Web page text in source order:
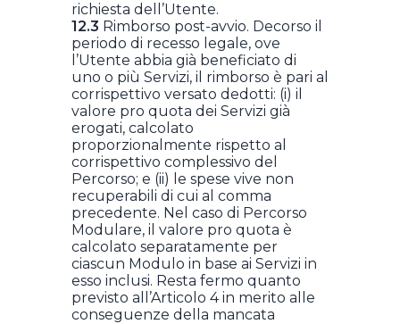
richiesta dell’Utente.
12.3 Rimborso post-avvio. Decorso il
periodo di recesso legale, ove
l’Utente abbia già beneficiato di
uno o più Servizi, il rimborso è pari al
corrispettivo versato dedotti: (i) il
valore pro quota dei Servizi già
erogati, calcolato
proporzionalmente rispetto al
corrispettivo complessivo del
Percorso; e (ii) le spese vive non
recuperabili di cui al comma
precedente. Nel caso di Percorso
Modulare, il valore pro quota è
calcolato separatamente per
ciascun Modulo in base ai Servizi in
esso inclusi. Resta fermo quanto
previsto all’Articolo 4 in merito alle
conseguenze della mancata